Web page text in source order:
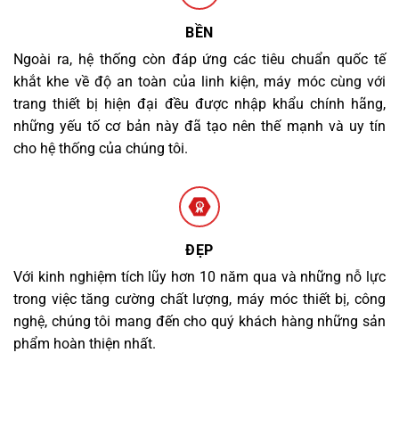
BỀN
Ngoài ra, hệ thống còn đáp ứng các tiêu chuẩn quốc tế
khắt khe về độ an toàn của linh kiện, máy móc cùng với
trang thiết bị hiện đại đều được nhập khẩu chính hãng,
những yếu tố cơ bản này đã tạo nên thế mạnh và uy tín
cho hệ thống của chúng tôi.
ĐẸP
Với kinh nghiệm tích lũy hơn 10 năm qua và những nỗ lực
trong việc tăng cường chất lượng, máy móc thiết bị, công
nghệ, chúng tôi mang đến cho quý khách hàng những sản
phẩm hoàn thiện nhất.